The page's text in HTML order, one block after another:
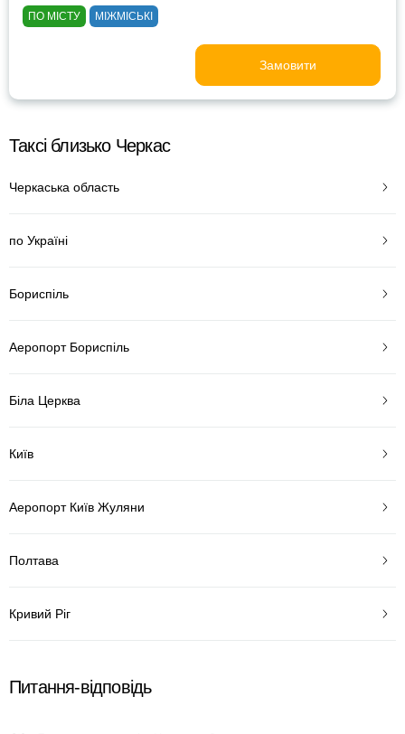
ПО МІСТУ МІЖМІСЬКІ
Замовити
Таксі близько Черкас
Черкаська область
по Україні
Бориспіль
Аеропорт Бориспіль
Біла Церква
Київ
Аеропорт Київ Жуляни
Полтава
Кривий Ріг
Питання-відповідь